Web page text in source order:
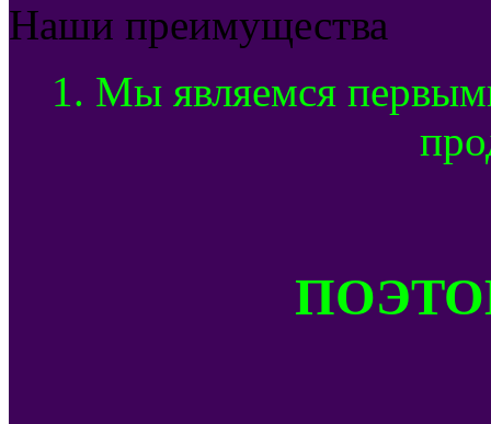
Наши преимущества
1. Мы являемся